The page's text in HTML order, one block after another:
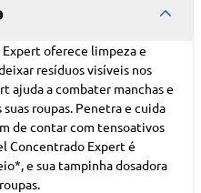
oferece limpeza e
resíduos visíveis nos
ajuda a combater manchas e
roupas. Penetra e cuida
de contar com tensoativos
Concentrado Expert é
e sua tampinha dosadora